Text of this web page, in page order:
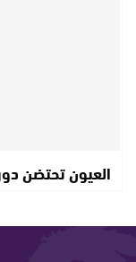
العيون تحتضن